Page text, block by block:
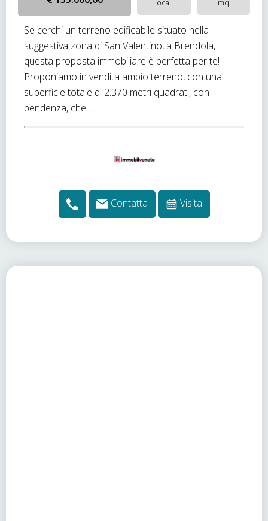
locali mq
Se cerchi un terreno edificabile situato nella
suggestiva zona di San Valentino, a Brendola,
questa proposta immobiliare è perfetta per te!
Proponiamo in vendita ampio terreno, con una
superficie totale di 2.370 metri quadrati, con
pendenza, che ...
Contatta Visita